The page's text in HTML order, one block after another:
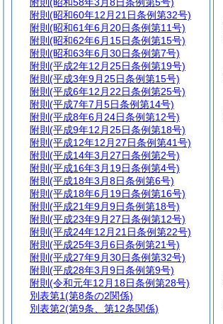
附則 (昭和60年12月21日条例第32号)
附則 (昭和61年6月20日条例第11号)
附則 (昭和62年6月15日条例第15号)
附則 (昭和63年6月30日条例第7号)
附則 (平成2年12月25日条例第19号)
附則 (平成3年9月25日条例第15号)
附則 (平成6年12月22日条例第25号)
附則 (平成7年7月5日条例第14号)
附則 (平成8年6月24日条例第12号)
附則 (平成9年12月25日条例第18号)
附則 (平成12年12月27日条例第41号)
附則 (平成14年3月27日条例第2号)
附則 (平成16年3月19日条例第4号)
附則 (平成18年3月8日条例第6号)
附則 (平成18年6月19日条例第16号)
附則 (平成21年9月9日条例第18号)
附則 (平成23年9月27日条例第12号)
附則 (平成24年12月21日条例第22号)
附則 (平成25年3月6日条例第21号)
附則 (平成27年9月30日条例第32号)
附則 (平成28年3月9日条例第9号)
附則 (令和元年12月18日条例第28号)
別表第1(第8条の2関係)
別表第2(第9条、第12条関係)